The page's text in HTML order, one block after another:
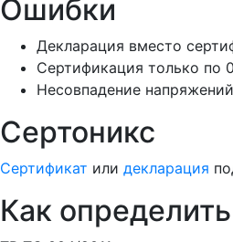
Ошибки
Декларация вместо
Сертификация только по
Несовпадение
Сертоникс
Сертификат или декларация
Как